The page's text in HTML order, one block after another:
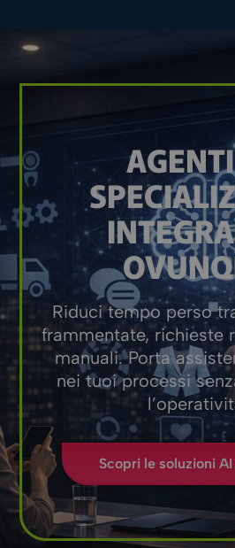
Riduci tempo perso
frammentate, richieste
manuali. Porta
nei tuoi processi
Scopri le soluzioni